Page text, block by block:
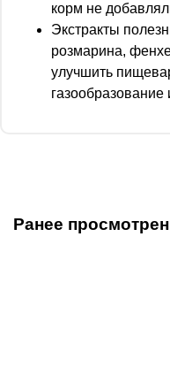
корм не
Экстракты
розмарина,
улучшить
Ранее